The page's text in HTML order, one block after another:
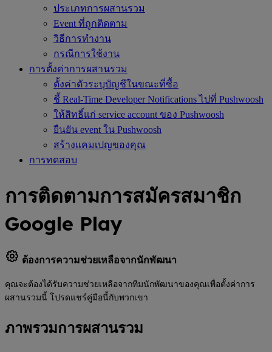
ประเภทการผสานรวม
Event ที่ถูกติดตาม
วิธีการทำงาน
กรณีการใช้งาน
การตั้งค่าการผสานรวม
ตั้งค่าตัวระบุบัญชีในขณะที่ซื้อ
ชี้ Real-Time Developer Notifications ไปที่ Pushwoosh
ให้สิทธิ์แก่ service account ของ Pushwoosh
ยืนยัน event ใน Pushwoosh
สร้างแคมเปญของคุณ
การทดสอบ
การติดตามการสมัครสมาชิก
Google Play
ต้องการความช่วยเหลือจากนักพัฒนา
คุณจะต้องได้รับความช่วยเหลือจากทีมนักพัฒนาของคุณเพื่อตั้งค่าการ
ผสานรวมนี้ โปรดแชร์คู่มือนี้กับพวกเขา
ภาพรวมการผสานรวม